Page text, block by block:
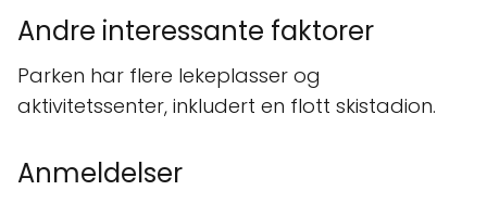
Andre interessante faktorer
Parken har flere lekeplasser og
aktivitetssenter, inkludert en flott skistadion.
Anmeldelser